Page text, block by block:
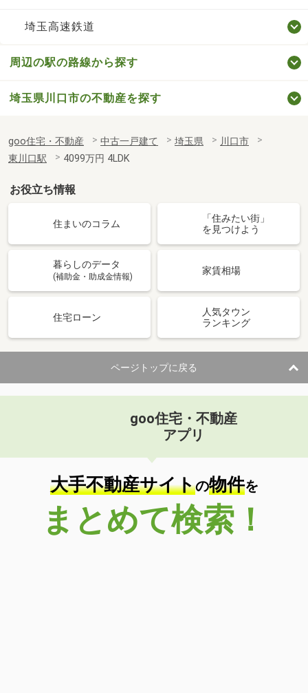
埼玉高速鉄道
周辺の駅の路線から探す
埼玉県川口市の不動産を探す
goo住宅・不動産 中古一戸建て 埼玉県
川口市
東川口駅
4099万円 4LDK
お役立ち情報
住まいのコラム
「住みたい街」
を見つけよう
暮らしのデータ
(補助金・助成金情報)
家賃相場
住宅ローン
人気タウン
ランキング
ページトップに戻る
goo住宅・不動産
アプリ
大手不動産サイトの物件を
まとめて検索！